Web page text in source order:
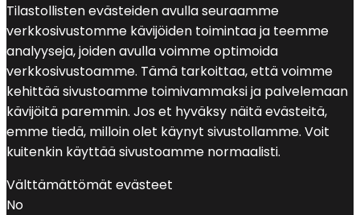
Tilastollisten evästeiden avulla seuraamme
verkkosivustomme kävijöiden toimintaa ja teemme
analyyseja, joiden avulla voimme optimoida
verkkosivustoamme. Tämä tarkoittaa, että voimme
kehittää sivustoamme toimivammaksi ja palvelemaan
kävijöitä paremmin. Jos et hyväksy näitä evästeitä,
emme tiedä, milloin olet käynyt sivustollamme. Voit
kuitenkin käyttää sivustoamme normaalisti.
Välttämättömät evästeet
No